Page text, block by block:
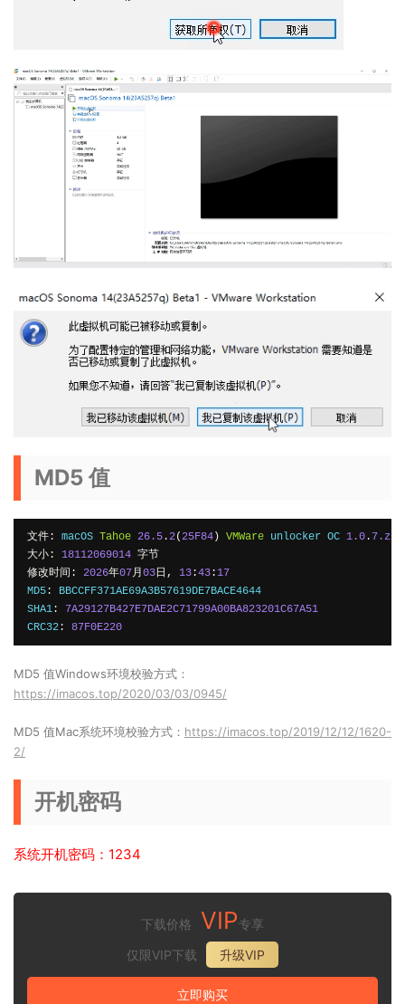
MD5 值
文件: macOS Tahoe 26.5 .2(25F84 ) VMWare unlocker OC 1.0 . 7.zip
大小:
18112069014 字节
修改时间:
2026年07月03日, 13 :43 :17
MD5 :
BBCCFF371AE69A3B57619DE7BACE4644
SHA1 :
7A29127B427E7DAE2C71799A00BA823201C67A51
CRC32 : 87F0E220
MD5 值Windows环境校验方式：
https://imacos.top/2020/03/03/0945/
MD5 值Mac系统环境校验方式： https://imacos.top/2019/12/12/1620-
2/
开机密码
系统开机密码：1234
下载价格 VIP专享
仅限VIP下载
升级VIP
立即购买